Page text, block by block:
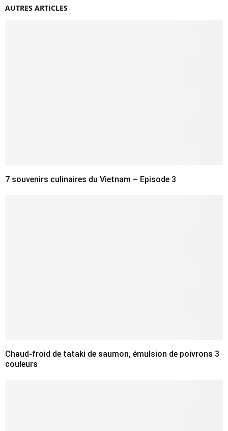
AUTRES ARTICLES
7 souvenirs culinaires du Vietnam – Episode 3
Chaud-froid de tataki de saumon, émulsion de poivrons 3
couleurs